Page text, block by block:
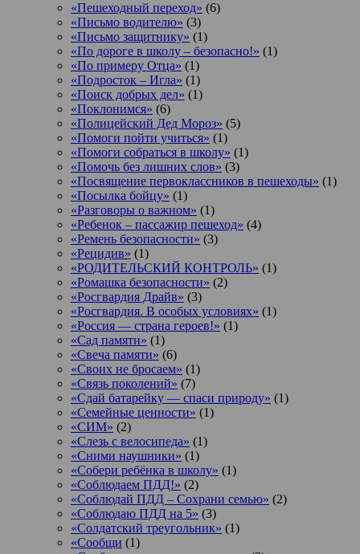
«Пешеходный переход» (6)
«Письмо водителю» (3)
«Письмо защитнику» (1)
«По дороге в школу – безопасно!» (1)
«По примеру Отца» (1)
«Подросток ‒ Игла» (1)
«Поиск добрых дел» (1)
«Поклонимся» (6)
«Полицейский Дед Мороз» (5)
«Помоги пойти учиться» (1)
«Помоги собраться в школу» (1)
«Помочь без лишних слов» (3)
«Посвящение первоклассников в пешеходы» (1)
«Посылка бойцу» (1)
«Разговоры о важном» (1)
«Ребенок – пассажир пешеход» (4)
«Ремень безопасности» (3)
«Рецидив» (1)
«РОДИТЕЛЬСКИЙ КОНТРОЛЬ» (1)
«Ромашка безопасности» (2)
«Росгвардия Драйв» (3)
«Росгвардия. В особых условиях» (1)
«Россия — страна героев!» (1)
«Сад памяти» (1)
«Свеча памяти» (6)
«Своих не бросаем» (1)
«Связь поколений» (7)
«Сдай батарейку — спаси природу» (1)
«Семейные ценности» (1)
«СИМ» (2)
«Слезь с велосипеда» (1)
«Сними наушники» (1)
«Собери ребёнка в школу» (1)
«Соблюдаем ПДД!» (2)
«Соблюдай ПДД – Сохрани семью» (2)
«Соблюдаю ПДД на 5» (3)
«Солдатский треугольник» (1)
«Сообщи (1)